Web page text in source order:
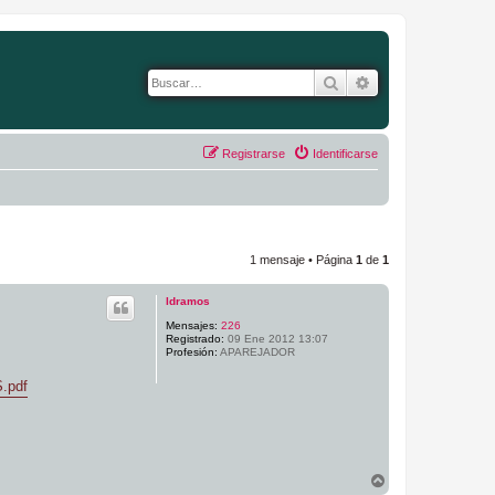
Buscar
Identificarse
Registrarse
1 mensaje • Página 1 de 1
ldramos
Mensajes: 226
Registrado: 09 Ene 2012 13:07
Profesión: APAREJADOR